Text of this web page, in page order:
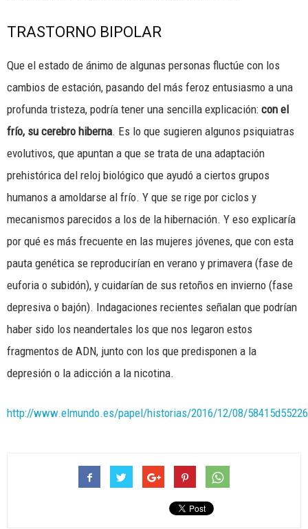
TRASTORNO BIPOLAR
Que el estado de ánimo de algunas personas fluctúe con los
cambios de estación, pasando del más feroz entusiasmo a una
profunda tristeza, podría tener una sencilla explicación: con el
frío, su cerebro hiberna. Es lo que sugieren algunos psiquiatras
evolutivos, que apuntan a que se trata de una adaptación
prehistórica del reloj biológico que ayudó a ciertos grupos
humanos a amoldarse al frío. Y que se rige por ciclos y
mecanismos parecidos a los de la hibernación. Y eso explicaría
por qué es más frecuente en las mujeres jóvenes, que con esta
pauta genética se reproducirían en verano y primavera (fase de
euforia o subidón), y cuidarían de sus retoños en invierno (fase
depresiva o bajón). Indagaciones recientes señalan que podrían
haber sido los neandertales los que nos legaron estos
fragmentos de ADN, junto con los que predisponen a la
depresión o la adicción a la nicotina.
http://www.elmundo.es/papel/historias/2016/12/08/